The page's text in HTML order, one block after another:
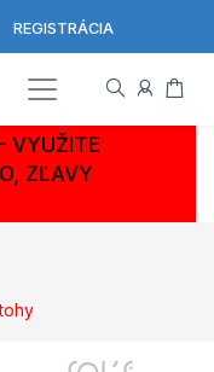
REGISTRÁCIA
VYUŽITE
ZĽAVY